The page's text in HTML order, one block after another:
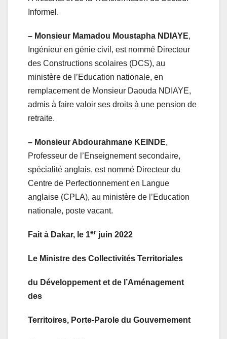
Informel.
– Monsieur Mamadou Moustapha NDIAYE,
Ingénieur en génie civil, est nommé Directeur
des Constructions scolaires (DCS), au
ministère de l’Education nationale, en
remplacement de Monsieur Daouda NDIAYE,
admis à faire valoir ses droits à une pension de
retraite.
– Monsieur Abdourahmane KEINDE,
Professeur de l’Enseignement secondaire,
spécialité anglais, est nommé Directeur du
Centre de Perfectionnement en Langue
anglaise (CPLA), au ministère de l’Education
nationale, poste vacant.
Fait à Dakar, le 1er juin 2022
Le Ministre des Collectivités Territoriales
du Développement et de l’Aménagement
des
Territoires, Porte-Parole du Gouvernement